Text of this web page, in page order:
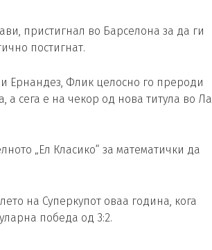
пристигнал во Барселона за да ги
постигнат.
Ернандез, Флик целосно го прероди
а сега е на чекор од нова титула во Ла
„Ел Класико“ за математички да
на Суперкупот оваа година, кога
победа од 3:2.